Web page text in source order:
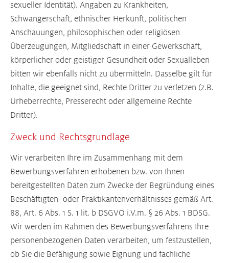
sexueller Identität). Angaben zu Krankheiten,
Schwangerschaft, ethnischer Herkunft, politischen
Anschauungen, philosophischen oder religiösen
Überzeugungen, Mitgliedschaft in einer Gewerkschaft,
körperlicher oder geistiger Gesundheit oder Sexualleben
bitten wir ebenfalls nicht zu übermitteln. Dasselbe gilt für
Inhalte, die geeignet sind, Rechte Dritter zu verletzen (z.B.
Urheberrechte, Presserecht oder allgemeine Rechte
Dritter).
Zweck und Rechtsgrundlage
Wir verarbeiten Ihre im Zusammenhang mit dem
Bewerbungsverfahren erhobenen bzw. von Ihnen
bereitgestellten Daten zum Zwecke der Begründung eines
Beschäftigten- oder Praktikantenverhältnisses gemäß Art.
88, Art. 6 Abs. 1 S. 1 lit. b DSGVO i.V.m. § 26 Abs. 1 BDSG.
Wir werden im Rahmen des Bewerbungsverfahrens Ihre
personenbezogenen Daten verarbeiten, um festzustellen,
ob Sie die Befähigung sowie Eignung und fachliche